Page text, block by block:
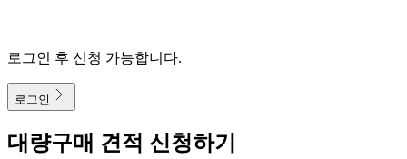
로그인 후 신청 가능합니다.
로그인
대량구매 견적 신청하기